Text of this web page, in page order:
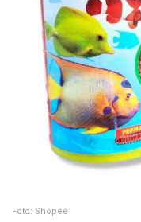
Foto: Shopee